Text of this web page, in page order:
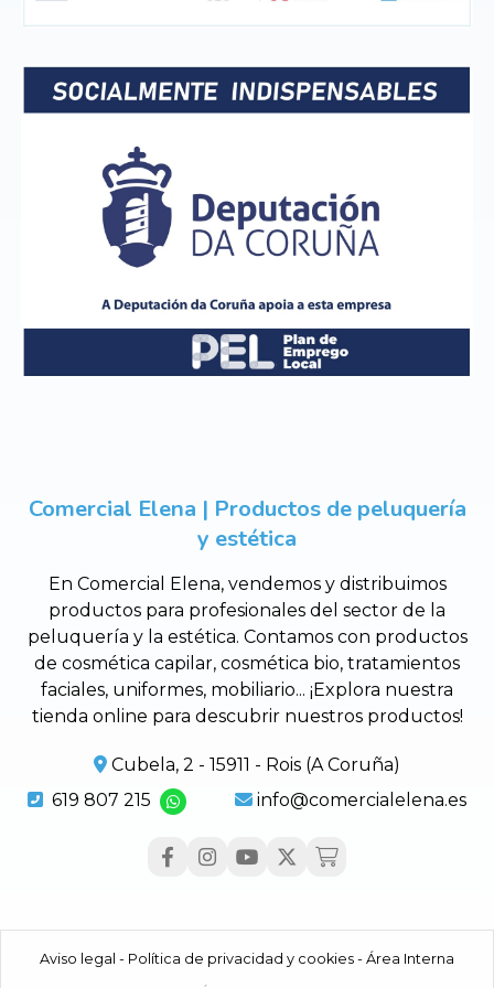
Comercial Elena | Productos de peluquería
y estética
En Comercial Elena, vendemos y distribuimos
productos para profesionales del sector de la
peluquería y la estética. Contamos con productos
de cosmética capilar, cosmética bio, tratamientos
faciales, uniformes, mobiliario... ¡Explora nuestra
tienda online para descubrir nuestros productos!
Cubela, 2 - 15911 - Rois (A Coruña)
619 807 215
info@comercialelena.es
Aviso legal - Política de privacidad y cookies - Área Interna